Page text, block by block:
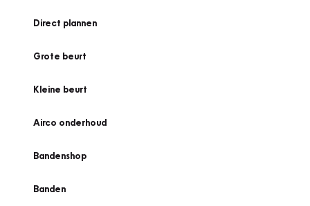
Direct plannen
Grote beurt
Kleine beurt
Airco onderhoud
Bandenshop
Banden